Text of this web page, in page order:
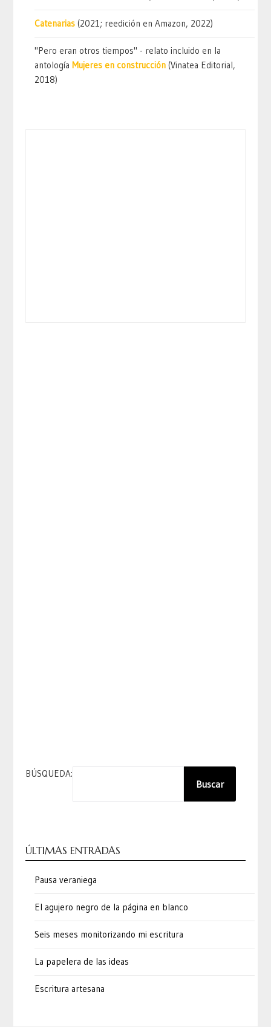
Catenarias (2021; reedición en Amazon, 2022)
"Pero eran otros tiempos" - relato incluido en la
antologíaMujeres en construcción (Vinatea Editorial,
2018)
BÚSQUEDA:
Buscar
ÚLTIMAS ENTRADAS
Pausa veraniega
El agujero negro de la página en blanco
Seis meses monitorizando mi escritura
La papelera de las ideas
Escritura artesana